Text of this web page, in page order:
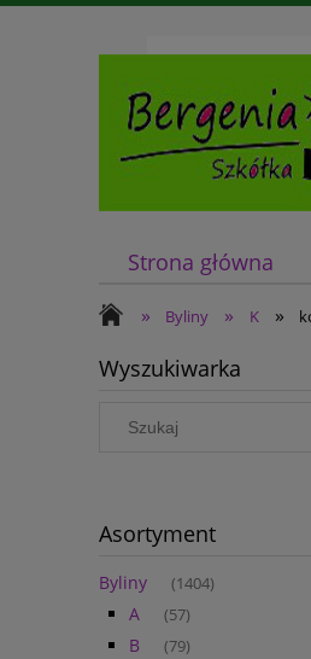
Strona główna
» Byliny » K »
Wyszukiwarka
Asortyment
Byliny (1404)
A (57)
B (79)